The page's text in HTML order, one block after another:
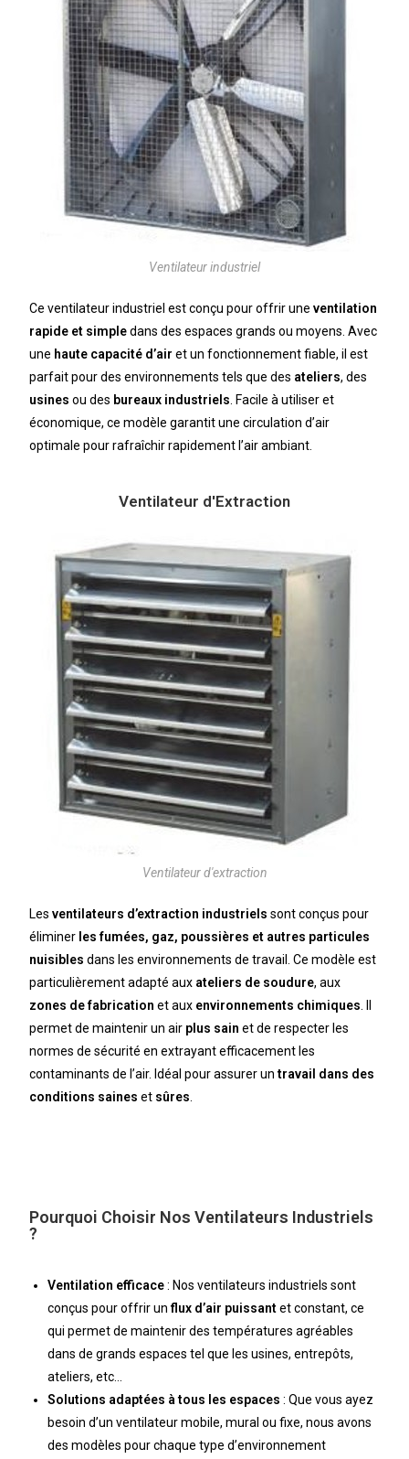
Ventilateur industriel
Ce ventilateur industriel est conçu pour offrir uneventilation
rapide et simpledans des espaces grands ou moyens. Avec
une haute capacité d’air et un fonctionnement fiable, il est
parfait pour des environnements tels que des ateliers, des
usines ou des bureaux industriels . Facile à utiliser et
économique, ce modèle garantit une circulation d’air
optimale pour rafraîchir rapidement l’air ambiant.
Ventilateur d'Extraction
Ventilateur d'extraction
Lesventilateurs d’extraction industriels sont conçus pour
éliminer les fumées, gaz, poussières et autres particules
nuisibles dans les environnements de travail. Ce modèle est
particulièrement adapté aux ateliers de soudure, aux
zones de fabrication et aux environnements chimiques
permet de maintenir un air plus sain et de respecter les
normes de sécurité en extrayant efficacement les
contaminants de l’air. Idéal pour assurer untravail dans des
conditions saines et sûres
Pourquoi Choisir Nos Ventilateurs Industriels
?
Ventilation efficace: Nos ventilateurs industriels sont
conçus pour offrir unflux d’air puissantet constant, ce
qui permet de maintenir des températures agréables
dans de grands espaces tel que les usines, entrepôts,
ateliers, etc…
Solutions adaptées à tous les espaces : Que vous ayez
besoin d’un ventilateur mobile, mural ou fixe, nous avons
des modèles pour chaque type d’environnement